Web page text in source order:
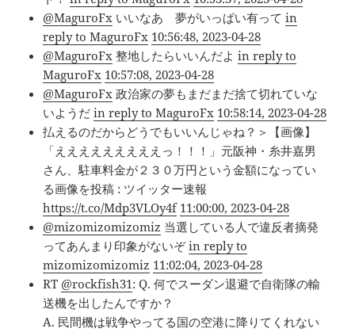
@MaguroFx いいなあ 夢がいっぱい有ってin
reply to MaguroFx 10:56:48, 2023-04-28
@MaguroFx 整地したらいいんだよin reply to
MaguroFx 10:57:08, 2023-04-28
@MaguroFx 政治家の夢もまだまだ捨て切れていな
いようだin reply to MaguroFx 10:58:14, 2023-04-28
払えるのだからどうでもいいんじゃね？＞【画像】
「えええええええええっ！！！」元阪神・糸井嘉男
さん、駐車料金が２３０万円という金額になってい
る画像を投稿 : ツイッター速報
https://t.co/Mdp3VLOy4f 11:00:00, 2023-04-28
@mizomizomizomiz 当選している人で違反者摘発
ってあんまり印象がないぞin reply to
mizomizomizomiz 11:02:04, 2023-04-28
RT @rockfish31: Q. 何でスーダン退避で自衛隊の輸
送機を出したんですか？
A. 民間機は戦争やってる国の空港に降りてくれない